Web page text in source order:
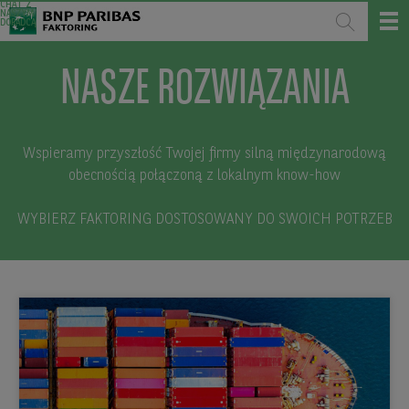
NASZE ROZWIĄZANIA
Wspieramy przyszłość Twojej firmy silną międzynarodową
obecnością połączoną z lokalnym know-how
WYBIERZ FAKTORING DOSTOSOWANY DO SWOICH POTRZEB
CHAT Z
NASZYM
DORADCĄ